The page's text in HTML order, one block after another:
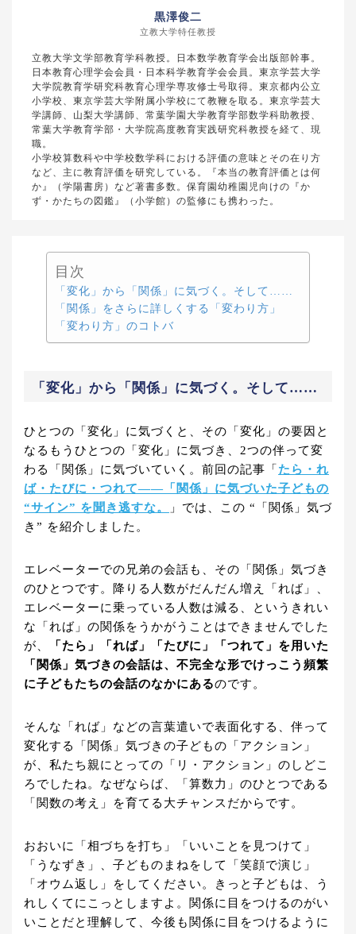
黒澤俊二
立教大学特任教授
立教大学文学部教育学科教授。日本数学教育学会出版部幹事。
日本教育心理学会会員・日本科学教育学会会員。東京学芸大学
大学院教育学研究科教育心理学専攻修士号取得。東京都内公立
小学校、東京学芸大学附属小学校にて教鞭を取る。東京学芸大
学講師、山梨大学講師、常葉学園大学教育学部数学科助教授、
常葉大学教育学部・大学院高度教育実践研究科教授を経て、現
職。
小学校算数科や中学校数学科における評価の意味とその在り方
など、主に教育評価を研究している。『本当の教育評価とは何
か』（学陽書房）など著書多数。保育園幼稚園児向けの『か
ず・かたちの図鑑』（小学館）の監修にも携わった。
目次
「変化」から「関係」に気づく。そして……
「関係」をさらに詳しくする「変わり方」
「変わり方」のコトバ
「変化」から「関係」に気づく。そして……
ひとつの「変化」に気づくと、その「変化」の要因と
なるもうひとつの「変化」に気づき、2つの伴って変
わる「関係」に気づいていく。前回の記事「 たら・れ
ば・たびに・つれて——「関係」に気づいた子どもの
“サイン” を聞き逃すな。
」では、この “「関係」気づ
き” を紹介しました。
エレベーターでの兄弟の会話も、その「関係」気づき
のひとつです。降りる人数がだんだん増え「れば」、
エレベーターに乗っている人数は減る、というきれい
な「れば」の関係をうかがうことはできませんでした
が、
「たら」「れば」「たびに」「つれて」を用いた
「関係」気づきの会話は、不完全な形でけっこう頻繁
に子どもたちの会話のなかにあるのです。
そんな「れば」などの言葉遣いで表面化する、伴って
変化する「関係」気づきの子どもの「アクション」
が、私たち親にとっての「リ・アクション」のしどこ
ろでしたね。なぜならば、「算数力」のひとつである
「関数の考え」を育てる大チャンスだからです。
おおいに「相づちを打ち」「いいことを見つけて」
「うなずき」、子どものまねをして「笑顔で演じ」
「オウム返し」をしてください。きっと子どもは、う
れしくてにこっとしますよ。関係に目をつけるのがい
いことだと理解して、今後も関係に目をつけるように